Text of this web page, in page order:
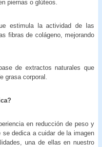
piernas o glúteos.
estimula la actividad de las
fibras de colágeno, mejorando
de extractos naturales que
grasa corporal.
en reducción de peso y
dedica a cuidar de la imagen
una de ellas en nuestro